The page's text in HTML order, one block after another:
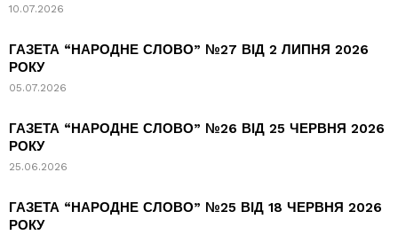
10.07.2026
ГАЗЕТА “НАРОДНЕ СЛОВО” №27 ВІД 2 ЛИПНЯ 2026
РОКУ
05.07.2026
ГАЗЕТА “НАРОДНЕ СЛОВО” №26 ВІД 25 ЧЕРВНЯ 2026
РОКУ
25.06.2026
ГАЗЕТА “НАРОДНЕ СЛОВО” №25 ВІД 18 ЧЕРВНЯ 2026
РОКУ